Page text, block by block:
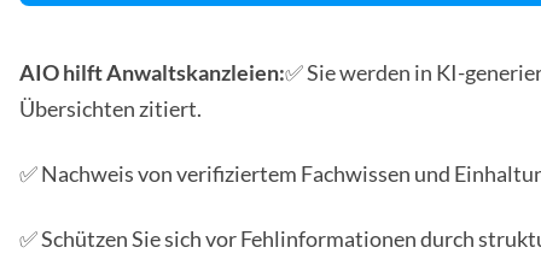
AIO hilft Anwaltskanzleien:✅ Sie werden in KI-
Übersichten zitiert.
✅ Nachweis von verifiziertem Fachwissen und
✅ Schützen Sie sich vor Fehlinformationen durch